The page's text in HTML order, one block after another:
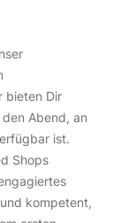
bieten Dir
Abend, an
ist.
Shops
kompetent,